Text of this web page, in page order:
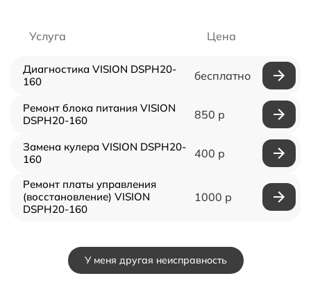
Услуга Цена
Диагностика VISION DSPH20-
160
бесплатно
Ремонт блока питания VISION
DSPH20-160
850 р
Замена кулера VISION DSPH20-
160
400 р
Ремонт платы управления
(восстановление) VISION
DSPH20-160
1000 р
У меня другая неисправность